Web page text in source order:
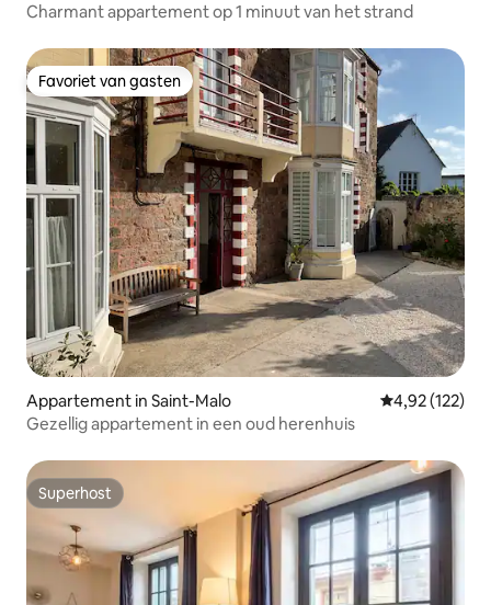
Charmant appartement op 1 minuut van het strand
Favoriet van gasten
Favoriet van gasten
Appartement in Saint-Malo Gemiddelde
4,92 (122)
Gezellig appartement in een oud herenhuis
Superhost
Superhost